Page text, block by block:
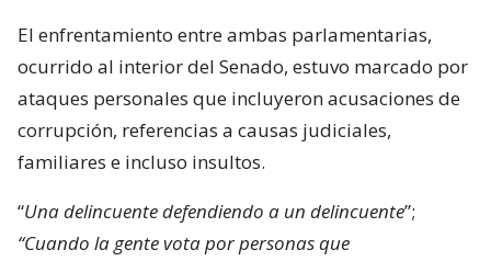
El enfrentamiento entre ambas parlamentarias,
ocurrido al interior del Senado, estuvo marcado por
ataques personales que incluyeron acusaciones de
corrupción, referencias a causas judiciales,
familiares e incluso insultos.
“Una delincuente defendiendo a un delincuente”;
“Cuando la gente vota por personas que